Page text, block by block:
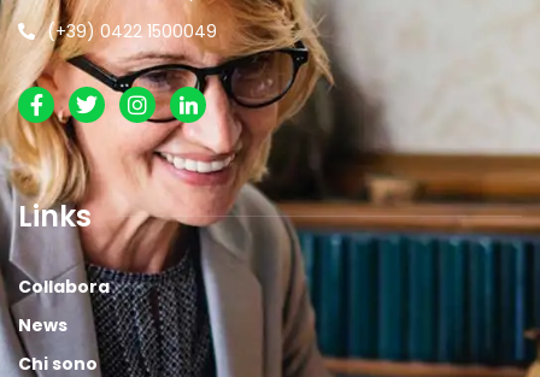
(+39) 0422 1500049
Links
Collabora
News
Chi sono